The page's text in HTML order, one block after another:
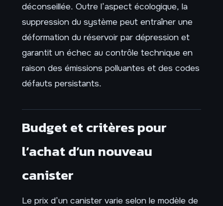
déconseillée. Outre l’aspect écologique, la
suppression du système peut entraîner une
déformation du réservoir par dépression et
garantit un échec au contrôle technique en
raison des émissions polluantes et des codes
défauts persistants.
Budget et critères pour
l’achat d’un nouveau
canister
Le prix d’un canister varie selon le modèle de